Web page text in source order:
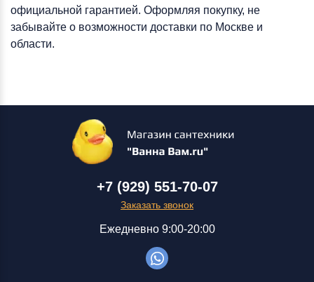
официальной гарантией. Оформляя покупку, не
забывайте о возможности доставки по Москве и
области.
+7 (929) 551-70-07
Заказать звонок
Ежедневно 9:00-20:00